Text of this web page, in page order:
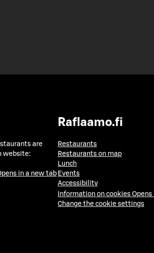
are
website:
in a new tab
Raflaamo.fi
Restaurants
Restaurants on map
Lunch
Events
Accessibility
Information on cookies Opens
Change the cookie settings